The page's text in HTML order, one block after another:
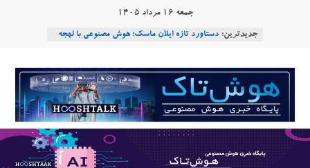
جمعه ۱۶ مرداد ۱۴۰۵
جدیدترین: دستاورد تازه ایلان ماسک؛ هوش مصنوعی با لهجه
Robotics
ربات T‑800
Consensus.app
هوشتاک
پایگاه